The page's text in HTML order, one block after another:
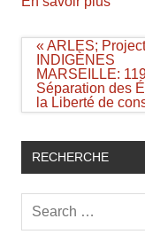
Navigation
de
l’article
« ARLES;
INDIGÈNES
MARSEILLE:
Séparation des
la Liberté de
RECHERCHE